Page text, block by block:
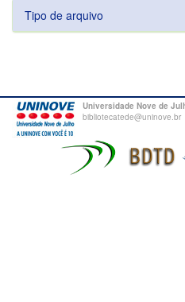
Tipo de arquivo
Universidade Nove de
bibliotecatede@uninove.br